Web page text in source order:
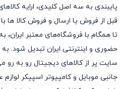
پایبندی به سه اصل کلیدی، ارایه
قبل از فروش یا ارسال و فروش کالا ها
تا همگام با فروشگاه‌های معتبر
حضوری و اینترنتی ایران تبدیل شود.
سایت پر از کالاهای دیجیتال رو به
جانبی موبایل و کامپیوتر اسپیکر